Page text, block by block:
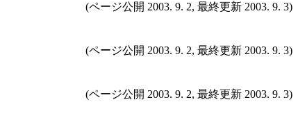
(ページ公開 2003. 9. 2, 最終更新 2003. 9. 3)
(ページ公開 2003. 9. 2, 最終更新 2003. 9. 3)
(ページ公開 2003. 9. 2, 最終更新 2003. 9. 3)